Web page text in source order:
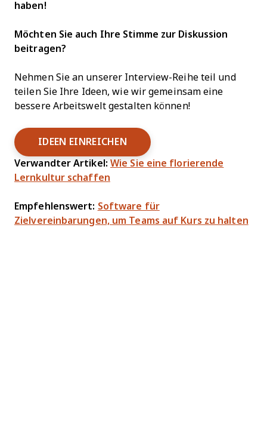
haben!
Möchten Sie auch Ihre Stimme zur Diskussion
beitragen?
Nehmen Sie an unserer Interview-Reihe teil und
teilen Sie Ihre Ideen, wie wir gemeinsam eine
bessere Arbeitswelt gestalten können!
IDEEN EINREICHEN
Verwandter Artikel: Wie Sie eine florierende
Lernkultur schaffen
Empfehlenswert: Software für
Zielvereinbarungen, um Teams auf Kurs zu halten